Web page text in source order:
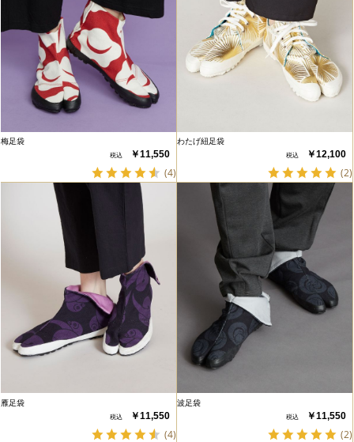
梅足袋
￥11,550
(4)
わたげ紐足袋
￥12,100
(2)
雁足袋
￥11,550
(4)
波足袋
￥11,550
(2)